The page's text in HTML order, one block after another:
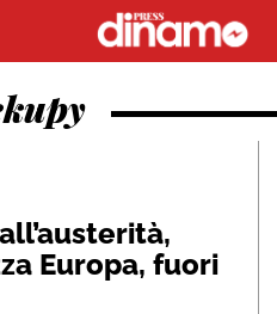
Europa, fuori